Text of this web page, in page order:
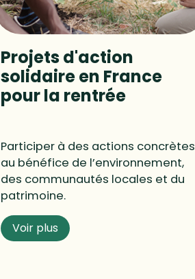
Projets d'action
solidaire en France
pour la rentrée
Participer à des actions concrètes
au bénéfice de l’environnement,
des communautés locales et du
patrimoine.
Voir plus